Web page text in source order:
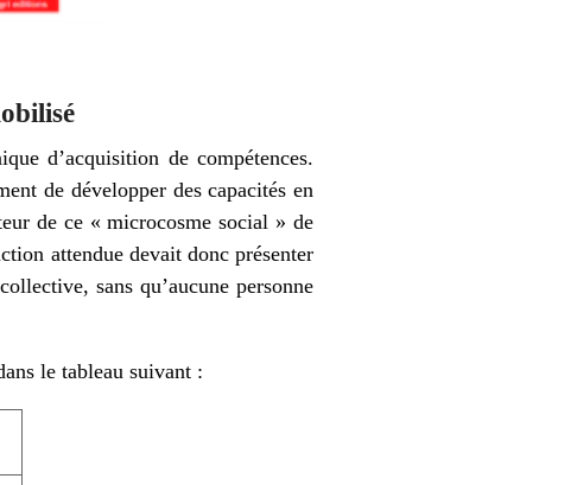
d’acquisition de compétences.
de développer des capacités en
de ce « microcosme social » de
attendue devait donc présenter
sans qu’aucune personne
le tableau suivant :